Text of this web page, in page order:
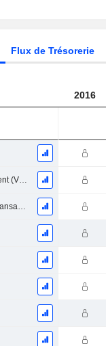
Flux de Trésorerie
2016
Valeur mobilières de placement (VMP) à court terme
Actifs détenus à des fins de transaction Titres, totalActifs détenus à des fins de transactions (Trading), Total.